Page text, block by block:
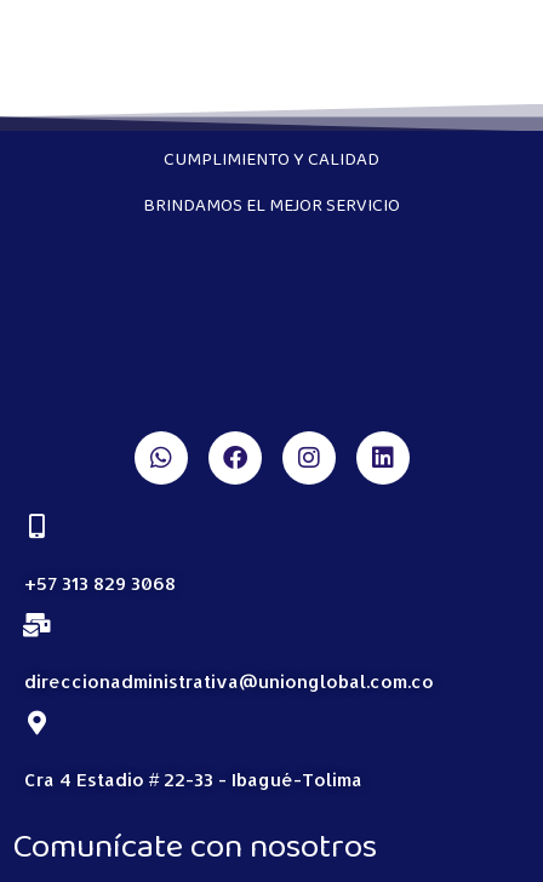
CUMPLIMIENTO Y CALIDAD
BRINDAMOS EL MEJOR SERVICIO
+57 313 829 3068
direccionadministrativa@unionglobal.com.co
Cra 4 Estadio # 22-33 - Ibagué-Tolima
Comunícate con nosotros